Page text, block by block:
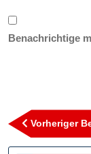
Benachrichtige
Vorheriger